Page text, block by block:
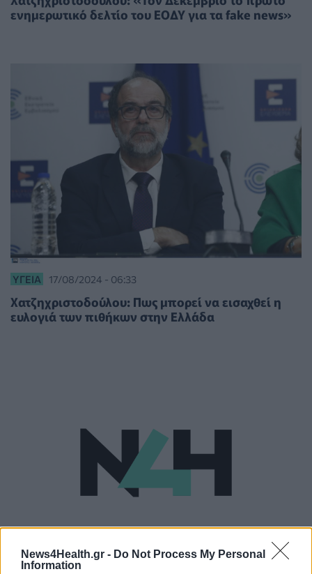
News4Health.gr - Do Not Process My Personal
Information
ενημερωτικό δελτίο του ΕΟΔΥ για τα fake news»
ΥΓΕΊΑ 17/08/2024 - 06:33
Χατζηχριστοδούλου: Πως μπορεί να εισαχθεί η
ευλογιά των πιθήκων στην Ελλάδα